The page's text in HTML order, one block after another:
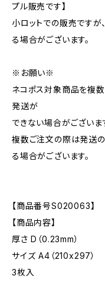
プル販売です】
小ロットでの販売です
る場合がございます。
※お願い※
ネコポス対象商品を複
発送が
できない場合がございま
複数ご注文の際は発送
る場合がございます。
【商品番号S020063】
【商品内容】
厚さ D（0.23mm）
サイズ A4（210x297）
3枚入